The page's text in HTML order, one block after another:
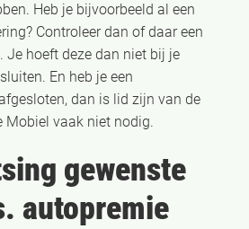
Heb je bijvoorbeeld al een
Controleer dan of daar een
Je hoeft deze dan niet bij je
En heb je een
dan is lid zijn van de
Mobiel vaak niet nodig.
gewenste
autopremie